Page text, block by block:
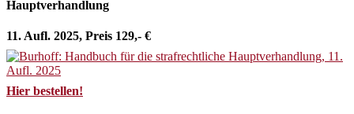
Hauptverhandlung
11. Aufl. 2025, Preis 129,- €
Hier bestellen!